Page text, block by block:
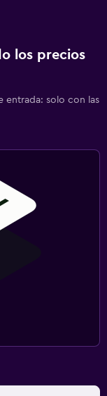
los precios
entrada: solo con las